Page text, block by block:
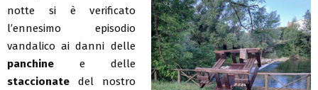
notte si è verificato
l’ennesimo episodio
vandalico ai danni delle
panchine e delle
staccionate del nostro